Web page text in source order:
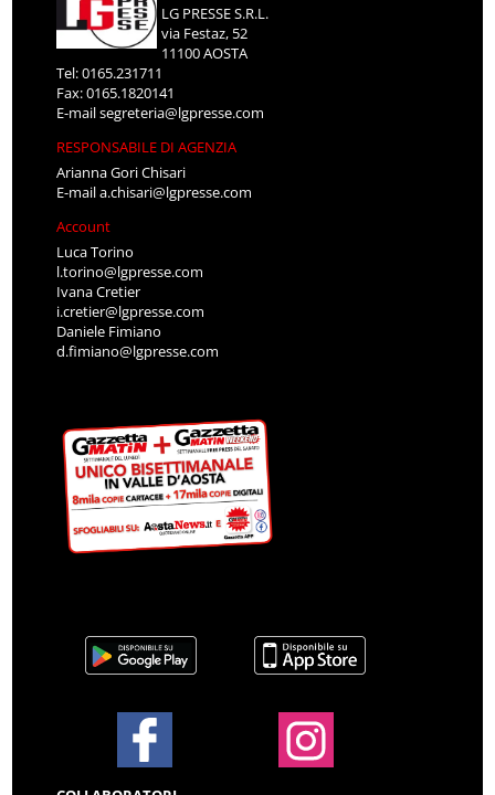
LG PRESSE S.R.L.
via Festaz, 52
11100 AOSTA
Tel: 0165.231711
Fax: 0165.1820141
E-mailsegreteria@lgpresse.com
RESPONSABILE DI AGENZIA
Arianna Gori Chisari
E-maila.chisari@lgpresse.com
Account
Luca Torino
l.torino@lgpresse.com
Ivana Cretier
i.cretier@lgpresse.com
Daniele Fimiano
d.fimiano@lgpresse.com